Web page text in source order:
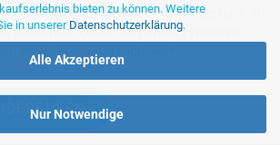
bieten zu können. Weitere
in unserer Datenschutzerklärung.
Alle Akzeptieren
Nur Notwendige
die Antworten nach und melden uns so
telefonisch oder via E-Mail. Probieren
es ist einen Versuch wert!